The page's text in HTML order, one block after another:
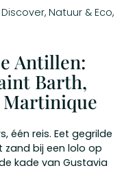
, Natuur & Eco,
Antillen:
Barth,
Martinique
één reis. Eet gegrilde
bij een lolo op
kade van Gustavia